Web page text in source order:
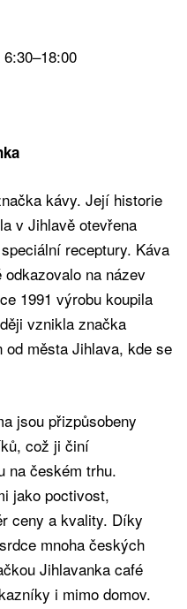
6:30–18:00
kávy. Její historie
v Jihlavě otevřena
receptury. Káva
na název
1991 výrobu koupila
vznikla značka
města Jihlava, kde se
jsou přizpůsobeny
což ji činí
na českém trhu.
jako poctivost,
ceny a kvality. Díky
mnoha českých
Jihlavanka café
i mimo domov.